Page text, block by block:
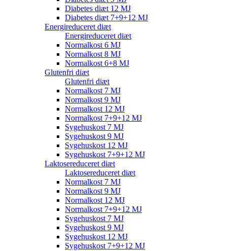
Diabetes diæt 12 MJ
Diabetes diæt 7+9+12 MJ
Energireduceret diæt
Energireduceret diæt
Normalkost 6 MJ
Normalkost 8 MJ
Normalkost 6+8 MJ
Glutenfri diæt
Glutenfri diæt
Normalkost 7 MJ
Normalkost 9 MJ
Normalkost 12 MJ
Normalkost 7+9+12 MJ
Sygehuskost 7 MJ
Sygehuskost 9 MJ
Sygehuskost 12 MJ
Sygehuskost 7+9+12 MJ
Laktosereduceret diæt
Laktosereduceret diæt
Normalkost 7 MJ
Normalkost 9 MJ
Normalkost 12 MJ
Normalkost 7+9+12 MJ
Sygehuskost 7 MJ
Sygehuskost 9 MJ
Sygehuskost 12 MJ
Sygehuskost 7+9+12 MJ